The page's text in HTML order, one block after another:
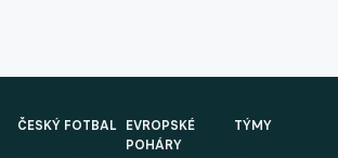
ČESKÝ FOTBAL
EVROPSKÉ
POHÁRY
TÝMY